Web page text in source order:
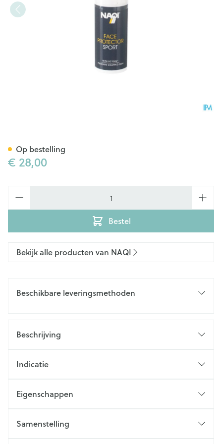
€ 28,00
Bestel
Op bestelling
Bekijk alle producten van NAQI
Beschikbare leveringsmethoden
Beschrijving
Indicatie
Eigenschappen
Samenstelling